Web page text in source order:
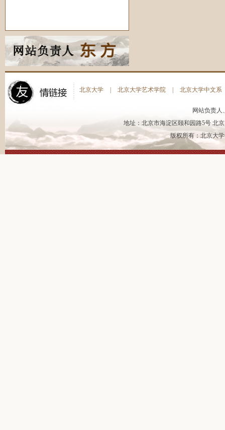
北京大学 北京大学艺术学院 北京大学中文系
网站负责
地址：北京市海淀区颐和园路5号 北
版权所有：北京大